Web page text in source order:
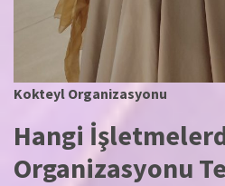
Kokteyl Organizasyonu
Hangi
Organizasyonu